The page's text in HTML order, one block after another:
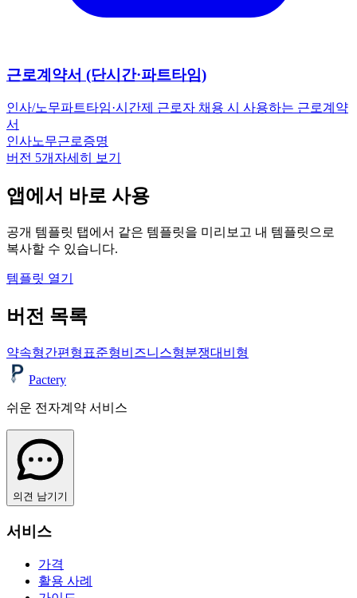
근로계약서 (단시간·파트타임)
인사/노무파트타임·시간제 근로자 채용 시 사용하는 근로계약
서
인사노무근로증명
버전 5개 자세히 보기
앱에서 바로 사용
공개 템플릿 탭에서 같은 템플릿을 미리보고 내 템플릿으로
복사할 수 있습니다.
템플릿 열기
버전 목록
약속형간편형 표준형비즈니스형분쟁대비형
Pactery
쉬운 전자계약 서비스
의견 남기기
서비스
가격
활용 사례